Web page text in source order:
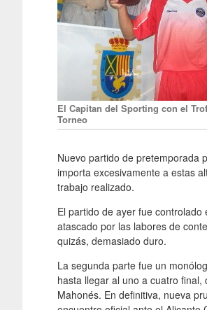
El Capitan del Sporting con el
Torneo
Nuevo partido de pretemporada
importa excesivamente a estas
trabajo realizado.
El partido de ayer fue
atascado por las labores de
quizás, demasiado duro.
La segunda parte fue un
hasta llegar al uno a cuatro
Mahonés. En definitiva, nueva